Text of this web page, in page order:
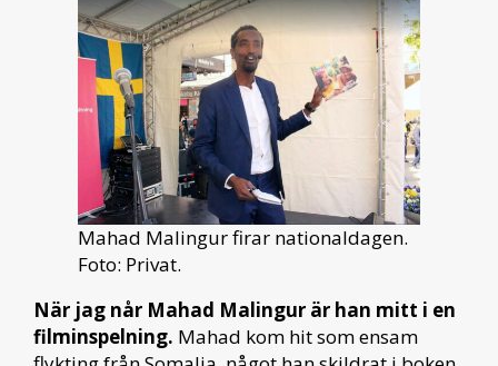
Mahad Malingur firar nationaldagen.
Foto: Privat.
När jag når Mahad Malingur är han mitt i en
filminspelning. Mahad kom hit som ensam